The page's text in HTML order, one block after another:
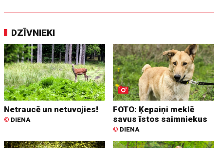
DZĪVNIEKI
Netraucē un netuvojies!
© DIENA
FOTO: Ķepaiņi meklē
savus īstos saimniekus
© DIENA